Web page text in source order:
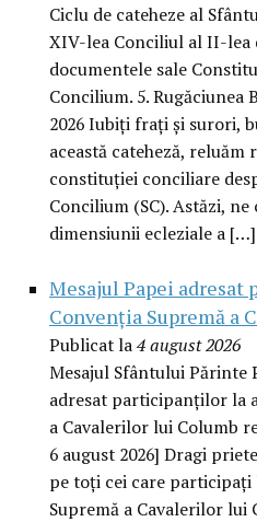
Ciclu de cateheze al
XIV-lea Conciliul al II-lea
documentele sale
Concilium. 5. Rugăciunea
2026 Iubiți frați și surori,
această cateheză,
constituției conciliare
Concilium (SC). Astăzi,
dimensiunii ecleziale a […]
Mesajul Papei
Convenția Supremă a
Publicat la4 august 2026
Mesajul Sfântului Părinte
adresat participanților la
a Cavalerilor lui Columb
6 august 2026] Dragi
pe toți cei care participați
Supremă a Cavalerilor lui